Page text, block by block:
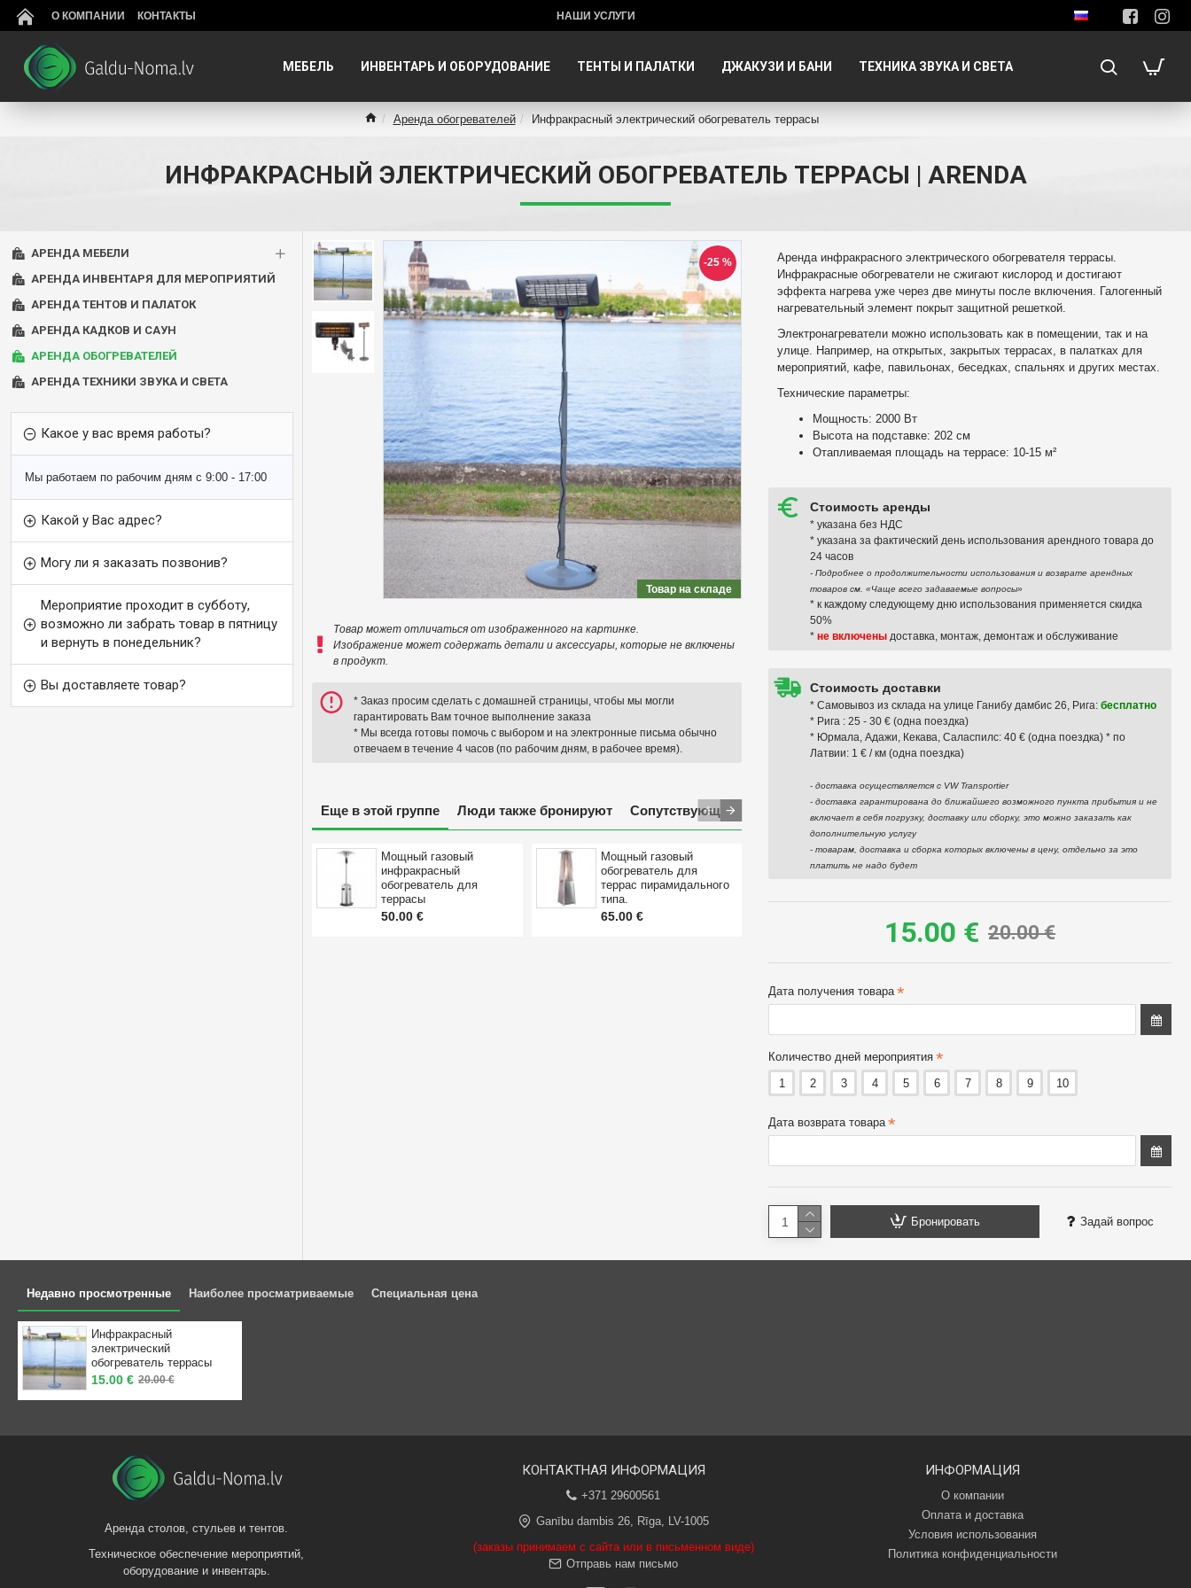
О КОМПАНИИ КОНТАКТЫ НАШИ УСЛУГИ
МЕБЕЛЬ ИНВЕНТАРЬ И ОБОРУДОВАНИЕ ТЕНТЫ И ПАЛАТКИ ДЖАКУЗИ И БАНИ ТЕХНИКА ЗВУКА И СВЕТА
Аренда обогревателей Инфракрасный электрический обогреватель террасы
ИНФРАКРАСНЫЙ ЭЛЕКТРИЧЕСКИЙ ОБОГРЕВАТЕЛЬ ТЕРРАСЫ | ARENDA
АРЕНДА МЕБЕЛИ
АРЕНДА ИНВЕНТАРЯ ДЛЯ МЕРОПРИЯТИЙ
АРЕНДА ТЕНТОВ И ПАЛАТОК
АРЕНДА КАДКОВ И САУН
АРЕНДА ОБОГРЕВАТЕЛЕЙ
АРЕНДА ТЕХНИКИ ЗВУКА И СВЕТА
Какое у вас время работы?
Мы работаем по рабочим дням с 9:00 - 17:00
Какой у Bас адрес?
Могу ли я заказать позвонив?
Мероприятие проходит в субботу,
возможно ли зaбрать товар в пятницу
и вернуть в понедельник?
Вы доставляете товар?
Товар на складе
-25 %
Еще в этой группе Люди также бронируют Сопутствующие товары
Мощный газовый
инфракрасный
обогреватель для
террасы
50.00 €
Мощный газовый
обогреватель для
террас пирамидального
типа.
65.00 €
Мощный дизельный
обогреватель Stanley 51
35.00 €
Товар может отличаться от изображенного на картинке.
Изображение может содержать детали и аксессуары, которые не включены
в продукт.
* Заказ просим сделать с домашней страницы, чтобы мы могли
гарантировать Вам точное выполнение заказа
* Мы всегда готовы помочь с выбором и на электронные письма обычно
отвечаем в течение 4 часов (по рабочим дням, в рабочее время).
Стоимость аренды
* указана без НДС
* указана за фактический день использования арендного товара до
24 часов
- Подробнее о продолжительности использования и возврате арендных
товаров см. «Чаще всего задаваемые вопросы»
* к каждому следующему дню использования применяется скидка
50%
* не включены доставка, монтаж, демонтаж и обслуживание
Стоимость доставки
* Самовывоз из склада на улице Ганибу дамбис 26, Рига: бесплатно
* Рига : 25 - 30 € (одна поездка)
* Юрмала, Адажи, Кекава, Саласпилс: 40 € (одна поездка) * по
Латвии: 1 € / км (одна поездка)
- доставка осуществляется с VW Transportier
- доставка гарантирована до ближайшего возможного пункта прибытия и не
включает в себя погрузку, доставку или сборку, это можно заказать как
дополнительную услугу
- товарам, доставка и сборка которых включены в цену, отдельно за это
платить не надо будет
Аренда инфракрасного электрического обогревателя террасы.
Инфракрасные обогреватели не сжигают кислород и достигают
эффекта нагрева уже через две минуты после включения. Галогенный
нагревательный элемент покрыт защитной решеткой.
Электронагреватели можно использовать как в помещении, так и на
улице. Например, на открытых, закрытых террасах, в палатках для
мероприятий, кафе, павильонах, беседках, спальнях и других местах.
Технические параметры:
Мощность: 2000 Вт
Высота на подставке: 202 см
Отапливаемая площадь на террасе: 10-15 м²
15.00 € 20.00 €
Дата получения товара
Количество дней мероприятия
1
2 3 4 5 6 7 8 9 10
Дата возврата товара
Бронировать Задай вопрос
Недавно просмотренные Наиболее просматриваемые Специальная цена
Инфракрасный
электрический
обогреватель террасы
15.00 € 20.00 €
Аренда столов, стульев и тентов.
Техническое обеспечение мероприятий,
оборудование и инвентарь.
КОНТАКТНАЯ ИНФОРМАЦИЯ
+371 29600561
Ganību dambis 26, Rīga, LV-1005
(заказы принимаем с сайта или в письменном виде)
Отправь нам письмо
ИНФОРМАЦИЯ
О компании
Оплата и доставка
Условия использования
Политика конфиденциальности